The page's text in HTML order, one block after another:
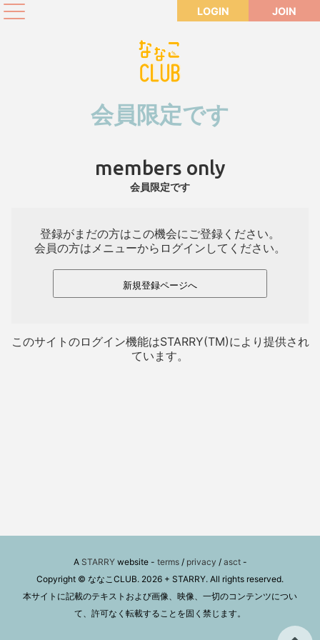
LOGIN JOIN
会員限定です
members only
会員限定です
登録がまだの方はこの機会にご登録ください。
会員の方はメニューからログインしてください。
新規登録ページへ
このサイトのログイン機能はSTARRY(TM)により提供され
ています。
A STARRYwebsite - terms/ privacy / asct-
Copyright © ななこCLUB. 2026 + STARRY. All rights reserved.
本サイトに記載のテキストおよび画像、映像、一切のコンテンツについ
て、許可なく転載することを固く禁じます。